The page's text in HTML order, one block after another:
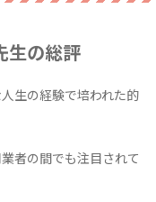
生の総評
生の経験で培われた的
者の間でも注目されて